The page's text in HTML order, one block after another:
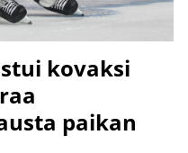
kovaksi
paikan